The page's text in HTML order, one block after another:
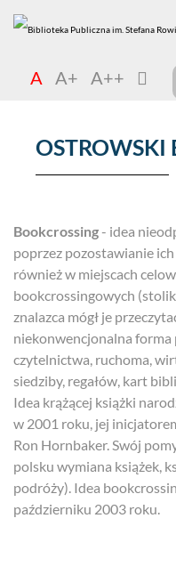
A A+ A++
OSTROWSKI
Bookcrossing - idea
poprzez pozostawianie
również w miejscach
bookcrossingowych
znalazca mógł je
niekonwencjonalna
czytelnictwa, ruchoma,
siedziby, regałów, kart
Idea krążącej książki
w 2001 roku, jej
Ron Hornbaker. Swój
polsku wymiana książek,
podróży). Idea
październiku 2003 roku.